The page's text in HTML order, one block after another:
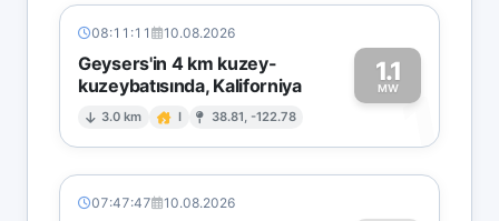
08:11:11 10.08.2026
Geysers'in 4 km kuzey-
kuzeybatısında, Kaliforniya
3.0 km I 38.81, -122.78
1.1
MW1
07:47:47 10.08.2026